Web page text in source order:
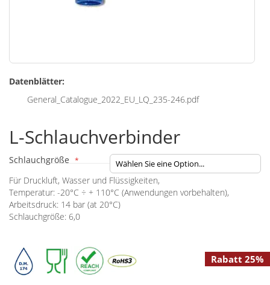
Anfang
Bildgalerie
Datenblätter:
General_Catalogue_2022_EU_LQ_235-246.pdf
L-Schlauchverbinder
Schlauchgröße
Für Druckluft, Wasser und Flüssigkeiten,
Temperatur: -20°C ÷ + 110°C (Anwendungen vorbehalten),
Arbeitsdruck: 14 bar (at 20°C)
Schlauchgröße: 6,0
Rabatt 25%